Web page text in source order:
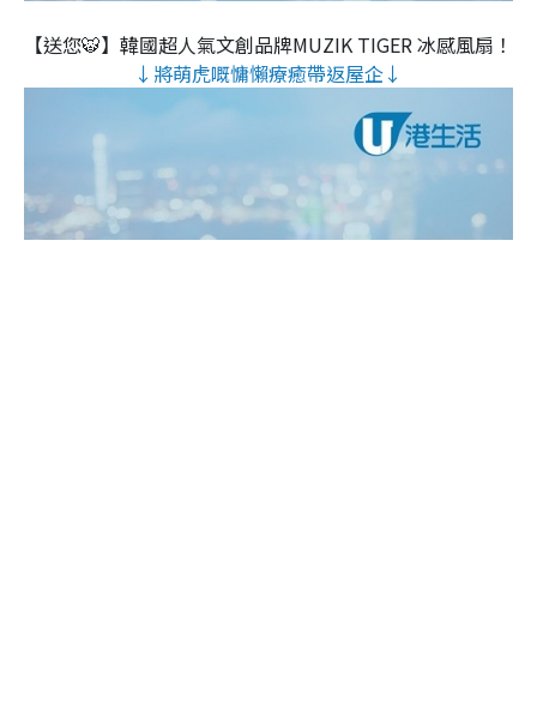
【送您🐯】韓國超人氣文創品牌MUZIK TIGER 冰感風扇！
↓將萌虎嘅慵懶療癒帶返屋企↓